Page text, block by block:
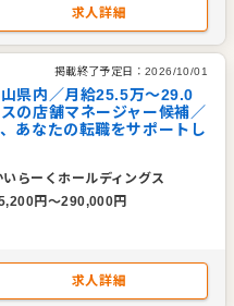
求人詳細
掲載終了予定日： 2026/10/01
山県内／月給25.5万～29.0
の店舗マネージャー候補／
あなたの転職をサポートし
らーくホールディングス
円〜290,000円
求人詳細